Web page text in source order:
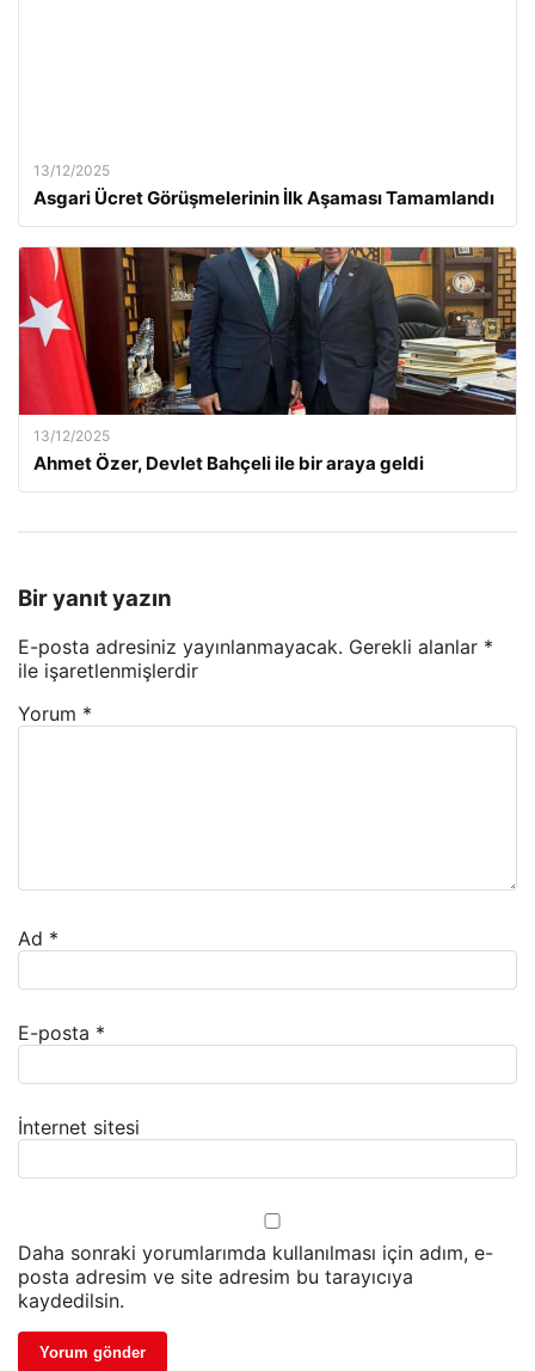
13/12/2025
Asgari Ücret Görüşmelerinin İlk Aşaması Tamamlandı
13/12/2025
Ahmet Özer, Devlet Bahçeli ile bir araya geldi
Bir yanıt yazın
E-posta adresiniz yayınlanmayacak. Gerekli alanlar *
ile işaretlenmişlerdir
Yorum *
Ad *
E-posta *
İnternet sitesi
Daha sonraki yorumlarımda kullanılması için adım, e-
posta adresim ve site adresim bu tarayıcıya
kaydedilsin.